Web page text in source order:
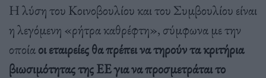
Η λύση του Κοινοβουλίου και του Συμβουλίου είναι
η λεγόμενη «ρήτρα καθρέφτη», σύμφωνα με την
οποίαοι εταιρείες θα πρέπει να τηρούν τα κριτήρια
βιωσιμότητας της ΕΕ για να προσμετράται το